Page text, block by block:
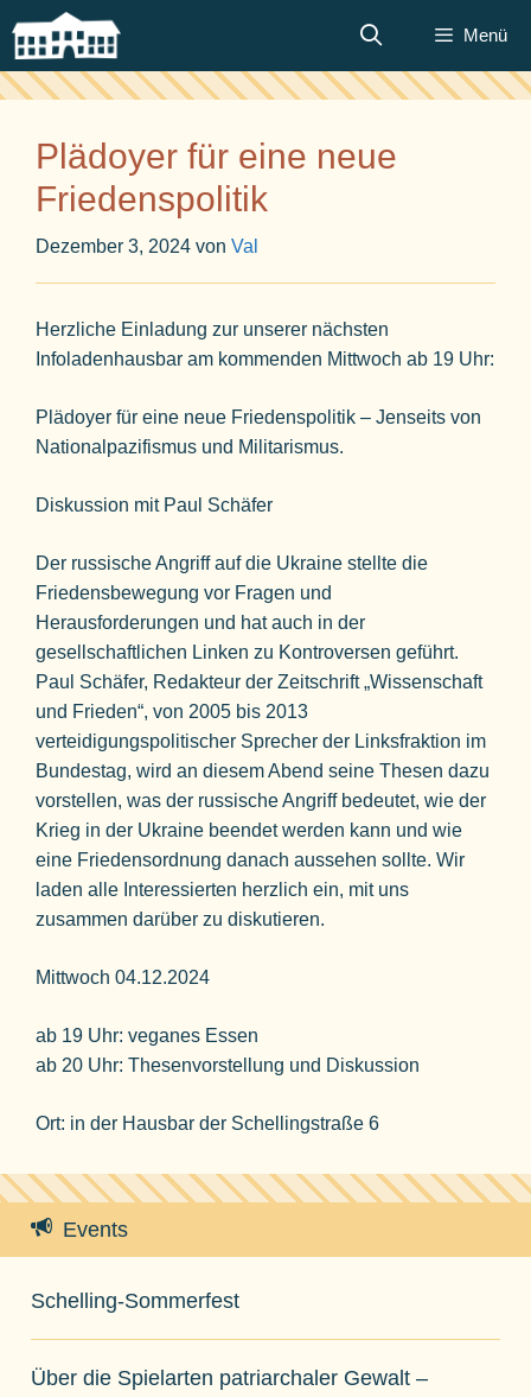
Inhalt
springen
Menü
Plädoyer für eine neue
Friedenspolitik
Dezember 3, 2024 von Val
Herzliche Einladung zur unserer nächsten
Infoladenhausbar am kommenden Mittwoch ab 19 Uhr:
Plädoyer für eine neue Friedenspolitik – Jenseits von
Nationalpazifismus und Militarismus.
Diskussion mit Paul Schäfer
Der russische Angriff auf die Ukraine stellte die
Friedensbewegung vor Fragen und
Herausforderungen und hat auch in der
gesellschaftlichen Linken zu Kontroversen geführt.
Paul Schäfer, Redakteur der Zeitschrift „Wissenschaft
und Frieden“, von 2005 bis 2013
verteidigungspolitischer Sprecher der Linksfraktion im
Bundestag, wird an diesem Abend seine Thesen dazu
vorstellen, was der russische Angriff bedeutet, wie der
Krieg in der Ukraine beendet werden kann und wie
eine Friedensordnung danach aussehen sollte. Wir
laden alle Interessierten herzlich ein, mit uns
zusammen darüber zu diskutieren.
Mittwoch 04.12.2024
ab 19 Uhr: veganes Essen
ab 20 Uhr: Thesenvorstellung und Diskussion
Ort: in der Hausbar der Schellingstraße 6
Events
Schelling-Sommerfest
Über die Spielarten patriarchaler Gewalt –